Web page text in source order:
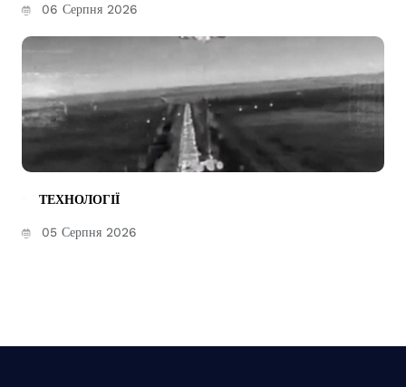
06 Серпня 2026
ТЕХНОЛОГІЇ
05 Серпня 2026